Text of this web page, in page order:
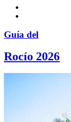
Guía del
Rocío 2026